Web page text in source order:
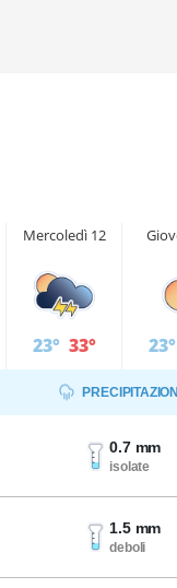
Mercoledì 12
23° 33° 23°
PRECIPITAZIONI
0.7 mm
isolate
1.5 mm
deboli